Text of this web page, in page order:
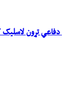
دفاعي تړون